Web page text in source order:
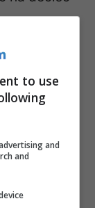
sul
post
la
to use
and
and